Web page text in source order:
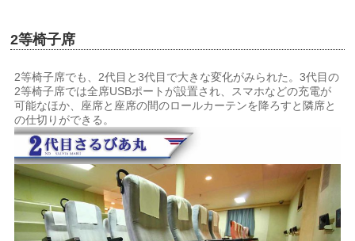
2等椅子席
2等椅子席でも、2代目と3代目で大きな変化がみられた。3代目の
2等椅子席では全席USBポートが設置され、スマホなどの充電が
可能なほか、座席と座席の間のロールカーテンを降ろすと隣席と
の仕切りができる。